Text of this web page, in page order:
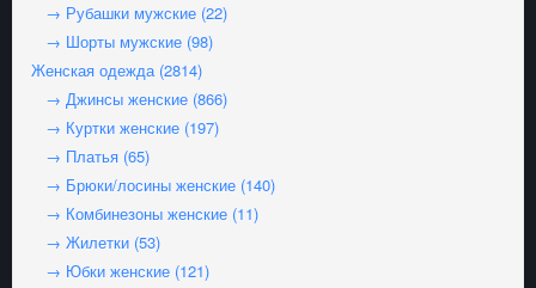
→ Рубашки мужские (22)
→ Шорты мужские (98)
Женская одежда (2814)
→ Джинсы женские (866)
→ Куртки женские (197)
→ Платья (65)
→ Брюки/лосины женские (140)
→ Комбинезоны женские (11)
→ Жилетки (53)
→ Юбки женские (121)